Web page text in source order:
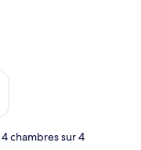
prochain août 21 -
chambres sur 4